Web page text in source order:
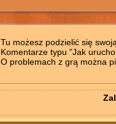
Tu możesz podzielić się
Komentarze typu "Jak
O problemach z grą można